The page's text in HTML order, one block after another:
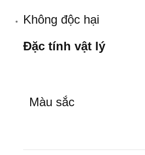
Không độc hại
Đặc tính vật lý
Màu sắc